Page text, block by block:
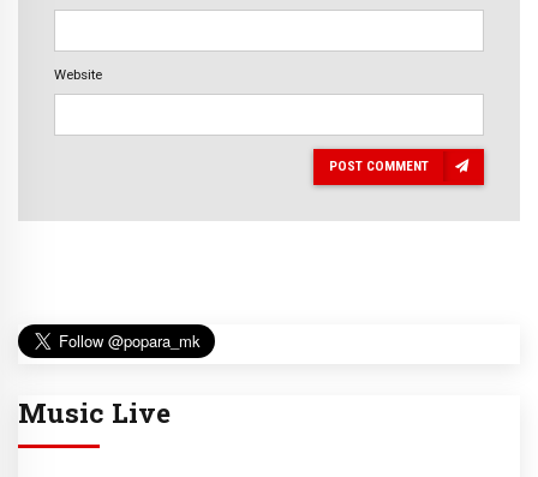
Website
POST COMMENT
Music Live